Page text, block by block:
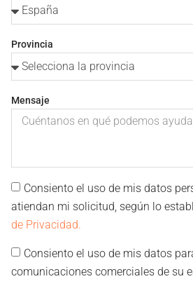
Provincia
Mensaje
Consiento el uso de mis datos
atiendan mi solicitud, según lo
de Privacidad.
Consiento el uso de mis datos
comunicaciones comerciales de su